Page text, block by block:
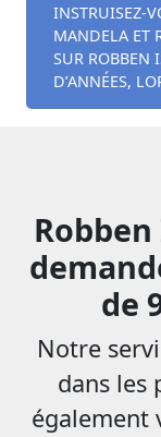
INSTRUISEZ-
MANDELA ET
SUR ROBBEN
D’ANNÉES,
de
Notre
dans les
également